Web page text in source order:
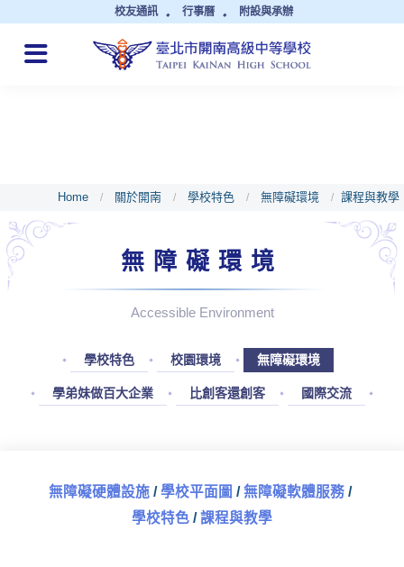
校友通訊 行事曆 附設與承辦
QUICK LINKS
Home / 關於開南 / 學校特色 / 無障礙環境 / 課程與教學
無障礙環境
Accessible Environment
學校特色 校園環境 無障礙環境
學弟妹做百大企業 比創客還創客 國際交流
無障礙硬體設施 /學校平面圖 /無障礙軟體服務 /
學校特色 /課程與教學